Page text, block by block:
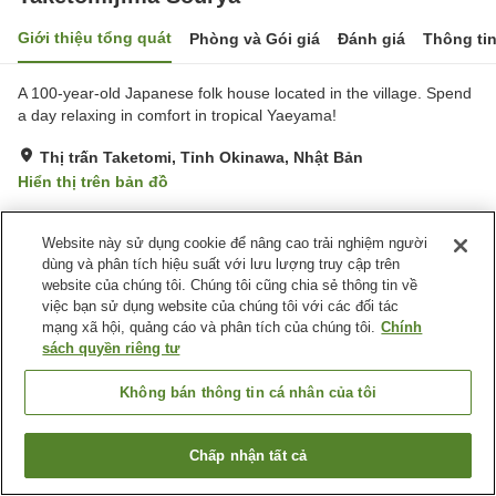
Giới thiệu tổng quát Phòng và Gói giá Đánh giá Thông
A 100-year-old Japanese folk house located in the village. Spend
a day relaxing in comfort in tropical Yaeyama!
Thị trấn Taketomi, Tỉnh Okinawa, Nhật Bản
Hiển thị trên bản đồ
Tiện nghi chỗ nghỉ
Bãi đỗ xe
Bể sục
Nhà bếp (dùng chung)
BBQ
Trang chủ Nhật Bản
Taketomijima Sourya
Tìm phòng trống
Website này sử dụng cookie để nâng cao trải nghiệm người
dùng và phân tích hiệu suất với lưu lượng truy cập trên
website của chúng tôi. Chúng tôi cũng chia sẻ thông tin về
việc bạn sử dụng website của chúng tôi với các đối tác
mạng xã hội, quảng cáo và phân tích của chúng tôi. Chính
sách quyền riêng tư
Không bán thông tin cá nhân của tôi
Chấp nhận tất cả